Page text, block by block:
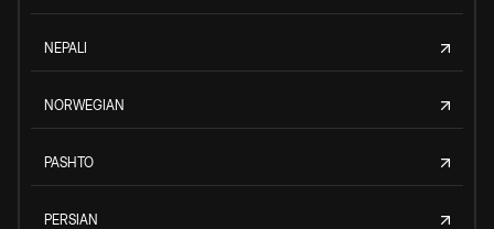
NEPALI
NORWEGIAN
PASHTO
PERSIAN